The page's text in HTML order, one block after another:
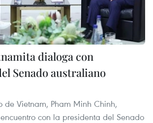
dialoga con
Senado australiano
de Vietnam, Pham Minh Chinh,
con la presidenta del Senado